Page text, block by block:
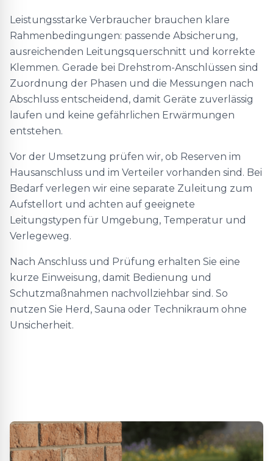
Leistungsstarke Verbraucher brauchen klare
Rahmenbedingungen: passende Absicherung,
ausreichenden Leitungsquerschnitt und korrekte
Klemmen. Gerade bei Drehstrom-Anschlüssen sind
Zuordnung der Phasen und die Messungen nach
Abschluss entscheidend, damit Geräte zuverlässig
laufen und keine gefährlichen Erwärmungen
entstehen.
Vor der Umsetzung prüfen wir, ob Reserven im
Hausanschluss und im Verteiler vorhanden sind. Bei
Bedarf verlegen wir eine separate Zuleitung zum
Aufstellort und achten auf geeignete
Leitungstypen für Umgebung, Temperatur und
Verlegeweg.
Nach Anschluss und Prüfung erhalten Sie eine
kurze Einweisung, damit Bedienung und
Schutzmaßnahmen nachvollziehbar sind. So
nutzen Sie Herd, Sauna oder Technikraum ohne
Unsicherheit.